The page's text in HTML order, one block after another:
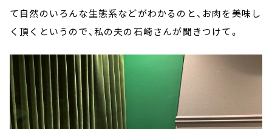
て自然のいろんな生態系などがわかるのと、お肉を美味し
く頂くというので、私の夫の石崎さんが聞きつけて。